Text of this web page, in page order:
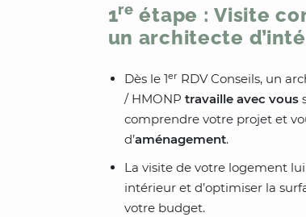
1re étape : Visite
un architecte
Dès le 1er RDV Conseils, un
/ HMONP travaille avec vous
comprendre votre projet et
d’aménagement.
La visite de votre logement
intérieur et d’optimiser la
votre budget.